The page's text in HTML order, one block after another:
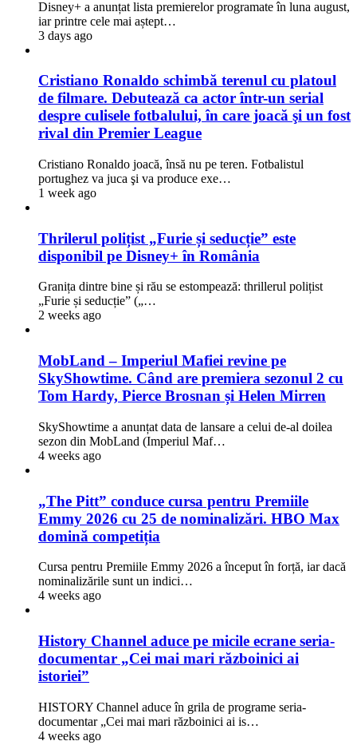
Disney+ a anunțat lista premierelor programate în luna august,
iar printre cele mai aștept…
3 days ago
Cristiano Ronaldo schimbă terenul cu platoul
de filmare. Debutează ca actor într-un serial
despre culisele fotbalului, în care joacă şi un fost
rival din Premier League
Cristiano Ronaldo joacă, însă nu pe teren. Fotbalistul
portughez va juca şi va produce exe…
1 week ago
Thrilerul polițist „Furie și seducție” este
disponibil pe Disney+ în România
Granița dintre bine și rău se estompează: thrillerul polițist
„Furie și seducție” („…
2 weeks ago
MobLand – Imperiul Mafiei revine pe
SkyShowtime. Când are premiera sezonul 2 cu
Tom Hardy, Pierce Brosnan și Helen Mirren
SkyShowtime a anunțat data de lansare a celui de-al doilea
sezon din MobLand (Imperiul Maf…
4 weeks ago
„The Pitt” conduce cursa pentru Premiile
Emmy 2026 cu 25 de nominalizări. HBO Max
domină competiția
Cursa pentru Premiile Emmy 2026 a început în forță, iar dacă
nominalizările sunt un indici…
4 weeks ago
History Channel aduce pe micile ecrane seria-
documentar „Cei mai mari războinici ai
istoriei”
HISTORY Channel aduce în grila de programe seria-
documentar „Cei mai mari războinici ai is…
4 weeks ago